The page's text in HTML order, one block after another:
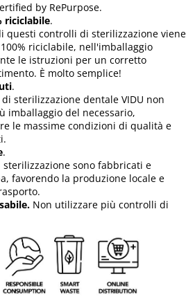
by RePurpose.
riciclabile.
questi controlli di sterilizzazione viene
riciclabile, nell'imballaggio
le istruzioni per un corretto
È molto semplice!
.
sterilizzazione dentale VIDU non
imballaggio del necessario,
le massime condizioni di qualità e
.
sono fabbricati e
favorendo la produzione locale e
Non utilizzare più controlli di